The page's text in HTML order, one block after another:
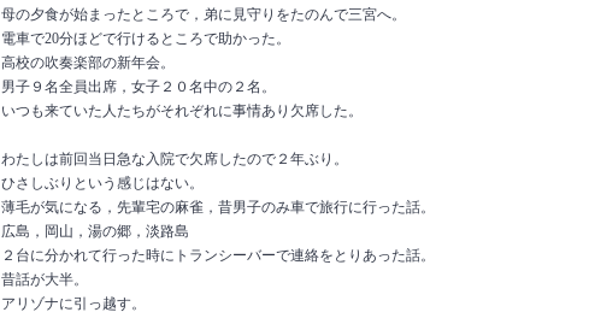
母の夕食が始まったところで，弟に見守りをたのんで三宮へ。
電車で20分ほどで行けるところで助かった。
高校の吹奏楽部の新年会。
男子９名全員出席，女子２０名中の２名。
いつも来ていた人たちがそれぞれに事情あり欠席した。
わたしは前回当日急な入院で欠席したので２年ぶり。
ひさしぶりという感じはない。
薄毛が気になる，先輩宅の麻雀，昔男子のみ車で旅行に行った話。
広島，岡山，湯の郷，淡路島
２台に分かれて行った時にトランシーバーで連絡をとりあった話。
昔話が大半。
アリゾナに引っ越す。